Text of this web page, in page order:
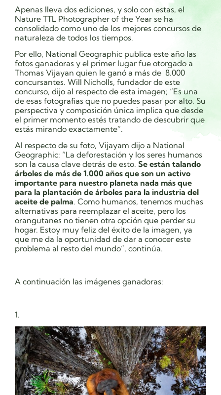
Apenas lleva dos ediciones, y solo con estas, el
Nature TTL Photographer of the Year se ha
consolidado como uno de los mejores concursos de
naturaleza de todos los tiempos.
Por ello, National Geographic publica este año las
fotos ganadoras y el primer lugar fue otorgado a
Thomas Vijayan quien le ganó a más de 8.000
concursantes. Will Nicholls, fundador de este
concurso, dijo al respecto de esta imagen; “Es una
de esas fotografías que no puedes pasar por alto. Su
perspectiva y composición única implica que desde
el primer momento estés tratando de descubrir que
estás mirando exactamente”.
Al respecto de su foto, Vijayam dijo a National
Geographic: “La deforestación y los seres humanos
son la causa clave detrás de esto. Se están talando
árboles de más de 1.000 años que son un activo
importante para nuestro planeta nada más que
para la plantación de árboles para la industria del
aceite de palma. Como humanos, tenemos muchas
alternativas para reemplazar el aceite, pero los
orangutanes no tienen otra opción que perder su
hogar. Estoy muy feliz del éxito de la imagen, ya
que me da la oportunidad de dar a conocer este
problema al resto del mundo”, continúa.
A continuación las imágenes ganadoras:
1.